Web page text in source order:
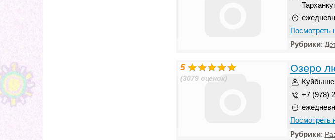
Посмотреть
Рубрики:
5
(3079 оценок)
Озеро
+7 (978)
Посмотреть
Рубрики: